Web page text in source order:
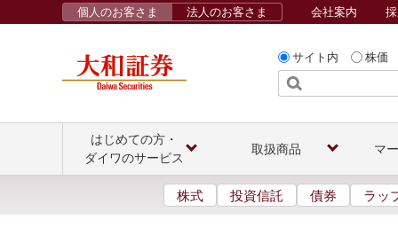
サイト内 株価
個人のお客さま 法人のお客さま 会社案内
はじめての方・
ダイワのサービス
取扱商品 マ
株式 投資信託 債券 ラッ